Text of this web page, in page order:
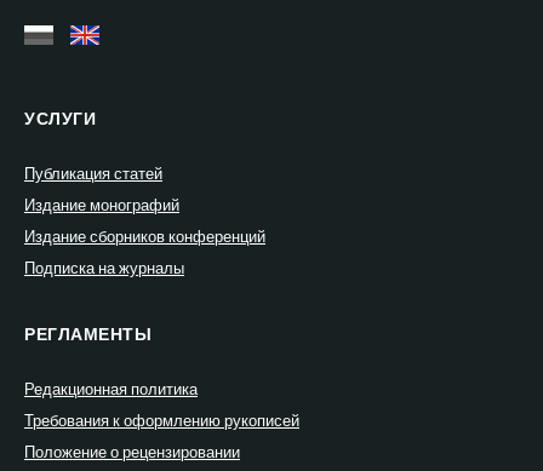
УСЛУГИ
Публикация статей
Издание монографий
Издание сборников конференций
Подписка на журналы
РЕГЛАМЕНТЫ
Редакционная политика
Требования к оформлению рукописей
Положение о рецензировании